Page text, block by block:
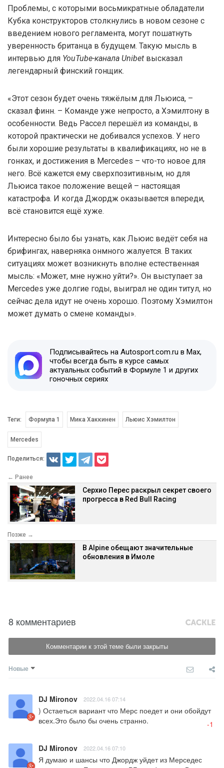
Проблемы, с которыми восьмикратные обладатели
Кубка конструкторов столкнулись в новом сезоне с
введением нового регламента, могут пошатнуть
уверенность британца в будущем. Такую мысль в
интервью для YouTube-канала Unibet высказал
легендарный финский гонщик.
«Этот сезон будет очень тяжёлым для Льюиса, –
сказал финн. – Команде уже непросто, а Хэмилтону в
особенности. Ведь Рассел перешёл из команды, в
которой практически не добивался успехов. У него
были хорошие результаты в квалификациях, но не в
гонках, и достижения в Mercedes – что-то новое для
него. Всё кажется ему сверхпозитивным, но для
Льюиса такое положение вещей – настоящая
катастрофа. И когда Джордж оказывается впереди,
всё становится ещё хуже.
Интересно было бы узнать, как Льюис ведёт себя на
брифингах, наверняка онмного жалуется. В таких
ситуациях может возникнуть вполне естественная
мысль: «Может, мне нужно уйти?». Он выступает за
Mercedes уже долгие годы, выиграл не один титул, но
сейчас дела идут не очень хорошо. Поэтому Хэмилтон
может думать о смене команды».
Подписывайтесь на Autosport.com.ru в Max,
чтобы всегда быть в курсе самых
актуальных событий в Формуле 1 и других
гоночных сериях
Теги: Формула 1 Мика Хаккинен Льюис Хэмилтон
Mercedes
Поделиться:
← Ранее
Серхио Перес раскрыл секрет своего
прогресса в Red Bull Racing
Позже →
В Alpine обещают значительные
обновления в Имоле
8 комментариев
Комментарии к этой теме были закрыты
Новые
DJ Mironov 2022.04.16 07:14
) Остаеться вариант что Мерс поедет и они обойдут
всех.Это было бы очень странно.
-1
DJ Mironov 2022.04.16 07:10
Я думаю и шансы что Джордж уйдет из Мерседес